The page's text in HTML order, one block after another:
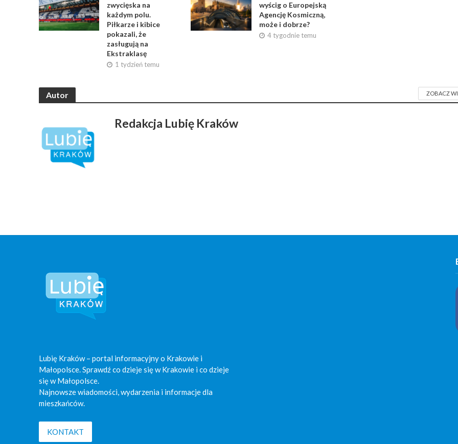
zwycięska na
każdym polu.
Piłkarze i kibice
pokazali, że
zasługują na
Ekstraklasę
1 tydzień temu
wyścig o Europejską
Agencję Kosmiczną,
może i dobrze?
4 tygodnie temu
Autor ZOBACZ
Redakcja Lubię Kraków
Lubię Kraków – portal informacyjny o Krakowie i
Małopolsce. Sprawdź co dzieje się w Krakowie i co dzieje
się w Małopolsce.
Najnowsze wiadomości, wydarzenia i informacje dla
mieszkańców.
KONTAKT